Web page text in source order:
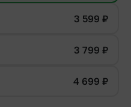
3 599 ₽
3 799 ₽
4 699 ₽